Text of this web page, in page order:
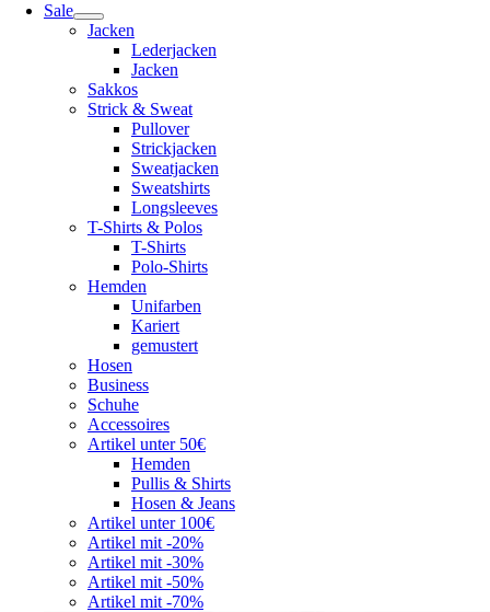
Sale
Jacken
Lederjacken
Jacken
Sakkos
Strick & Sweat
Pullover
Strickjacken
Sweatjacken
Sweatshirts
Longsleeves
T-Shirts & Polos
T-Shirts
Polo-Shirts
Hemden
Unifarben
Kariert
gemustert
Hosen
Business
Schuhe
Accessoires
Artikel unter 50€
Hemden
Pullis & Shirts
Hosen & Jeans
Artikel unter 100€
Artikel mit -20%
Artikel mit -30%
Artikel mit -50%
Artikel mit -70%